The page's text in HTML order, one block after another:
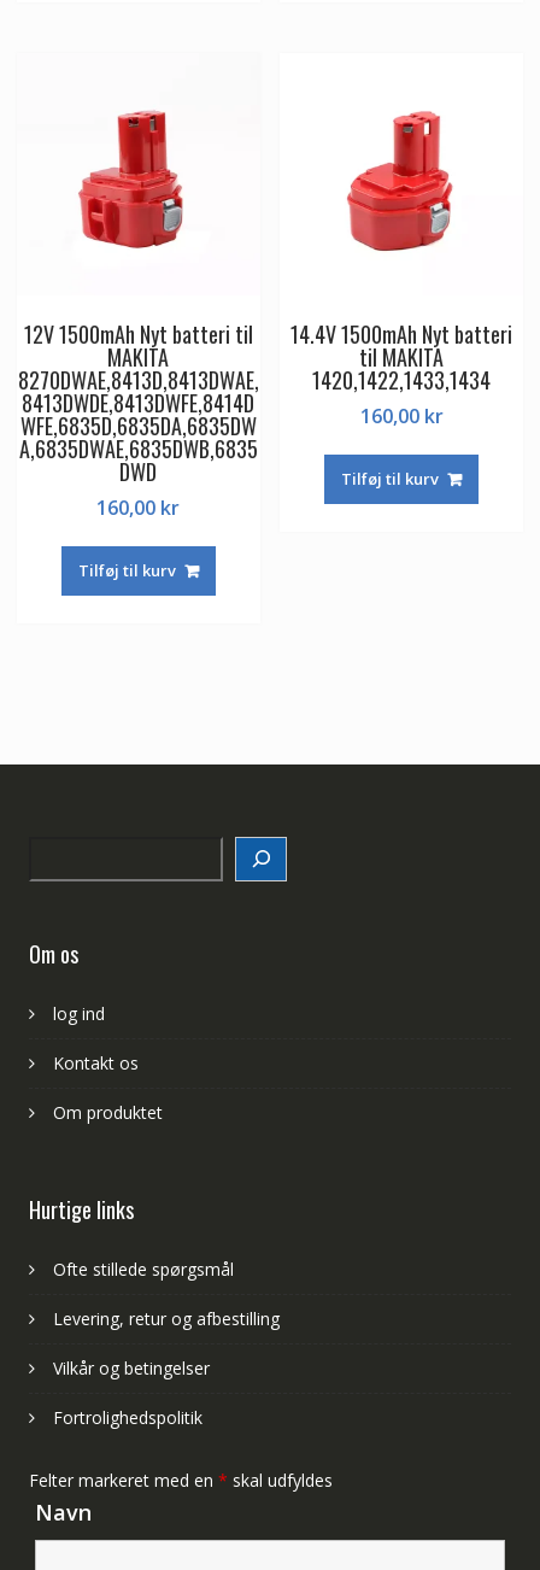
12V 1500mAh Nyt batteri til
MAKITA
8270DWAE,8413D,8413DWAE,
8413DWDE,8413DWFE,8414D
WFE,6835D,6835DA,6835DW
A,6835DWAE,6835DWB,6835
DWD
160,00 kr
Tilføj til kurv
14.4V 1500mAh Nyt batteri
til MAKITA
1420,1422,1433,1434
160,00 kr
Tilføj til kurv
Om os
log ind
Kontakt os
Om produktet
Hurtige links
Ofte stillede spørgsmål
Levering, retur og afbestilling
Vilkår og betingelser
Fortrolighedspolitik
Felter markeret med en * skal udfyldes
Navn